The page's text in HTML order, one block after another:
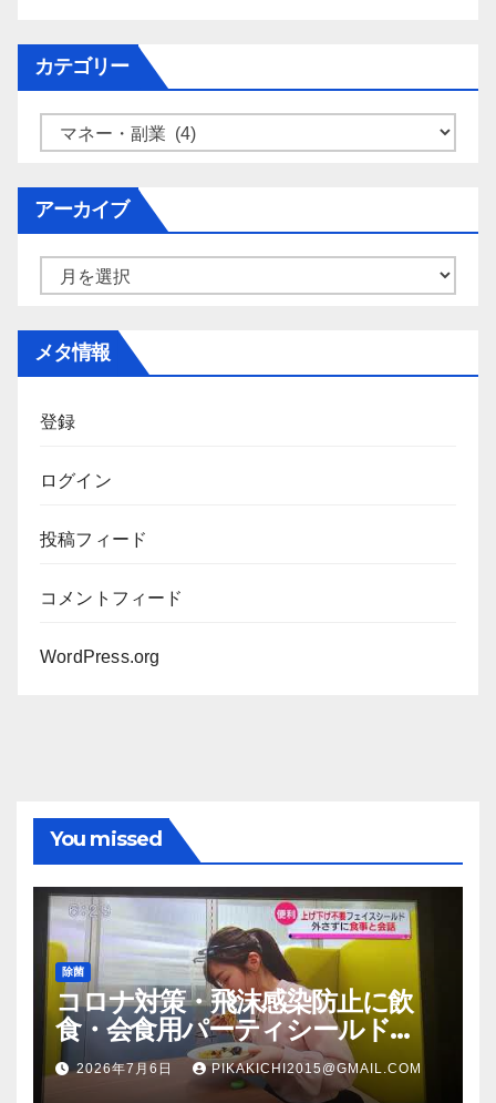
カテゴリー
ー
アーカイブ
メタ情報
登録
ログイン
投稿フィード
コメントフィード
WordPress.org
You missed
除菌
コロナ対策・飛沫感染防止に飲
食・会食用パーティシールド
（マスク会食代替品）ＦＢＣ福井
放送のＴＶ番組での紹介映像
2026年7月6日 PIKAKICHI2015@GMAIL.COM